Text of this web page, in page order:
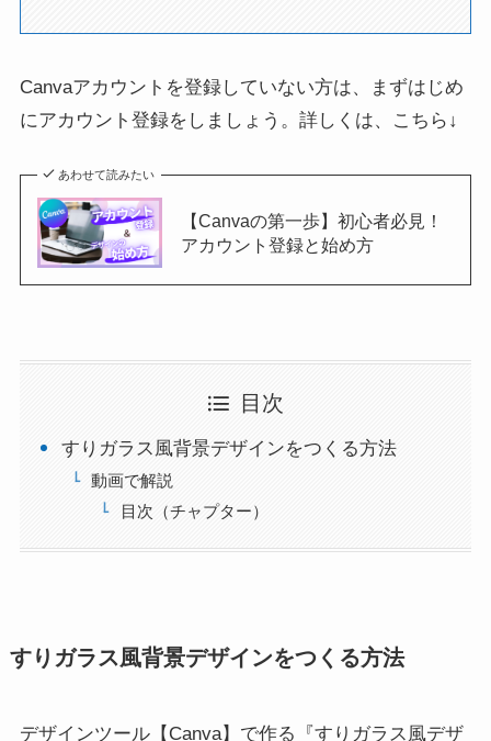
Canvaアカウントを登録していない方は、まずはじめ
にアカウント登録をしましょう。詳しくは、こちら↓
あわせて読みたい
【Canvaの第一歩】初心者必見！
アカウント登録と始め方
目次
すりガラス風背景デザインをつくる方法
動画で解説
目次（チャプター）
すりガラス風背景デザインをつくる方法
デザインツール【Canva】で作る『すりガラス風デザ